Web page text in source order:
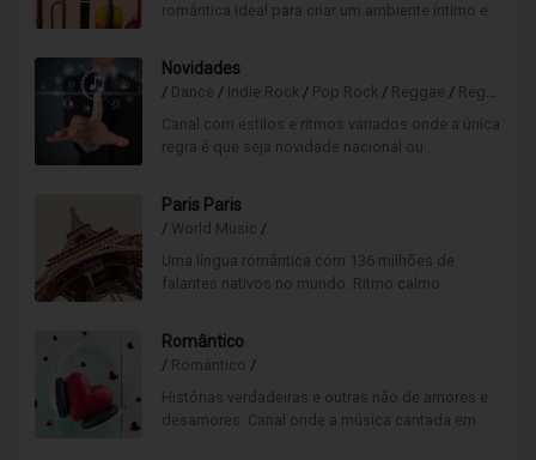
romântica ideal para criar um ambiente íntimo e
Novidades
/ Dance / Indie Rock / Pop Rock / Reggae / Reggaeton
Canal com estilos e ritmos variados onde a única
regra é que seja novidade nacional ou
Paris Paris
/ World Music /
Uma língua romântica com 136 milhões de
falantes nativos no mundo. Ritmo calmo
em frança.
Romântico
/ Romântico /
Histórias verdadeiras e outras não de amores e
desamores. Canal onde a música cantada em